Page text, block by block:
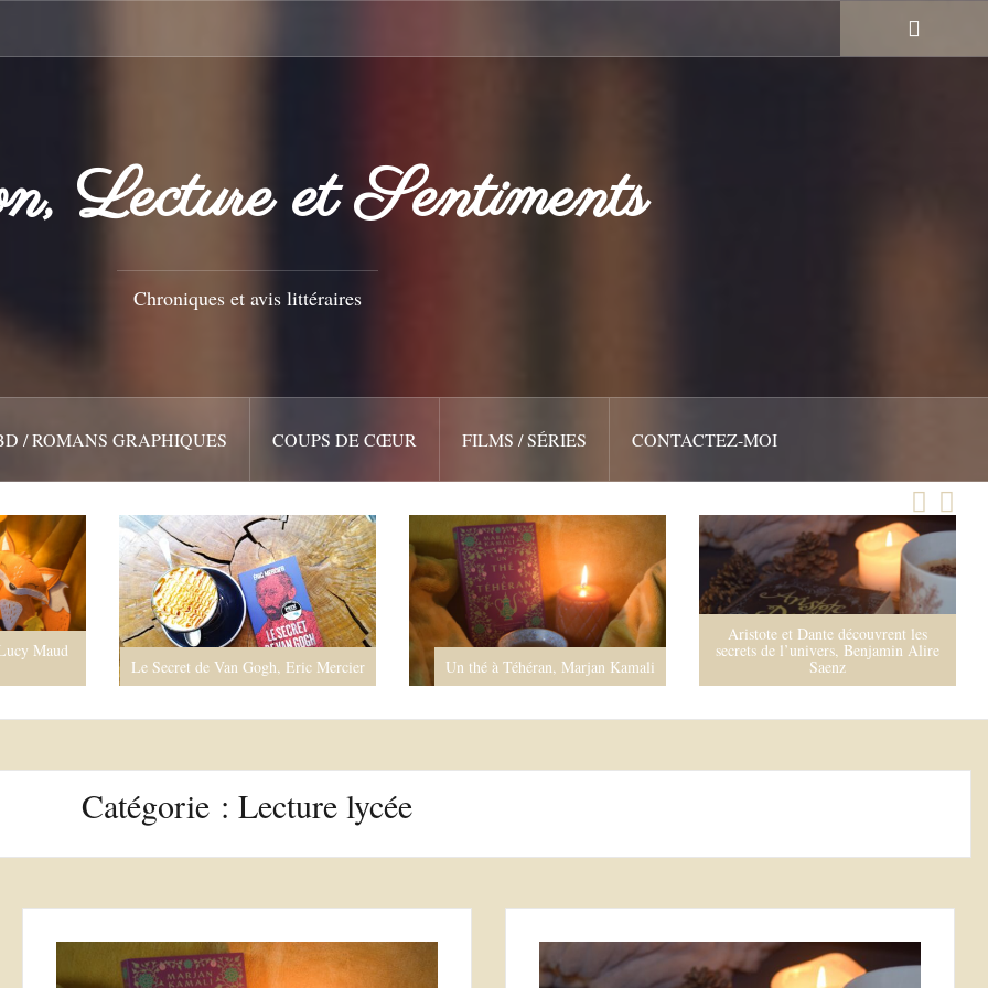
Lecture et Sentiments
Chroniques et avis littéraires
/ ROMANS GRAPHIQUES COUPS DE CŒUR FILMS / SÉRIES CONTACTEZ-MOI
Mercier Un thé à Téhéran, Marjan Kamali
Aristote et Dante découvrent les
secrets de l’univers, Benjamin Alire
Saenz
La Splendeur de Cavendon Hall,
Barbara Taylor Bradford
Catégorie : Lecture lycée